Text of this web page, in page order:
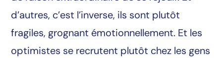
d’autres, c’est l’inverse, ils sont plutôt
fragiles, grognant émotionnellement. Et les
optimistes se recrutent plutôt chez les gens